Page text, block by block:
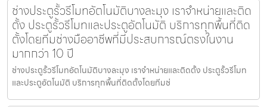
ช่างประตูรั้วรีโมทอัตโนมัติบางละมุง เราจำหน่ายและติด
ตั้ง ประตูรั้วรีโมทและประตูอัตโนมัติ บริการทุกพื้นที่ติด
ตั้งโดยทีมช่างมืออาชีพที่มีประสบการณ์ตรงในงาน
มากกว่า 10 ปี
ช่างประตูรั้วรีโมทอัตโนมัติบางละมุง เราจำหน่ายและติดตั้ง ประตูรั้วรีโมท
และประตูอัตโนมัติ บริการทุกพื้นที่ติดตั้งโดยทีมช่